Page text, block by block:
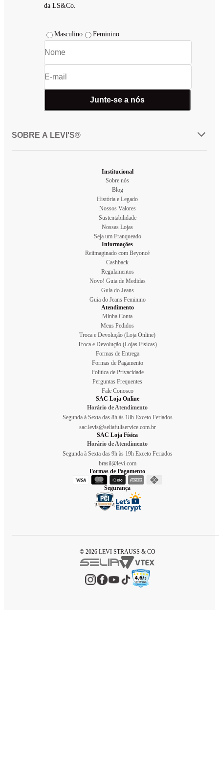
da LS&Co.
Masculino Feminino
Junte-se a nós
SOBRE A LEVI'S®
Institucional
Sobre nós
Blog
História e Legado
Nossos Valores
Sustentabilidade
Nossas Lojas
Seja um Franqueado
Informações
Reiimaginado com Beyoncé
Cashback
Regulamentos
Novo! Guia de Medidas
Guia do Jeans
Guia do Jeans Feminino
Atendimento
Minha Conta
Meus Pedidos
Troca e Devolução (Loja Online)
Troca e Devolução (Lojas Físicas)
Formas de Entrega
Formas de Pagamento
Política de Privacidade
Perguntas Frequentes
Fale Conosco
SAC Loja Online
Horário de Atendimento
Segunda à Sexta das 8h às 18h Exceto Feriados
sac.levis@seliafullservice.com.br
SAC Loja Física
Horário de Atendimento
Segunda à Sexta das 9h às 19h Exceto Feriados
brasil@levi.com
Formas de Pagamento
Segurança
© 2026 LEVI STRAUSS & CO